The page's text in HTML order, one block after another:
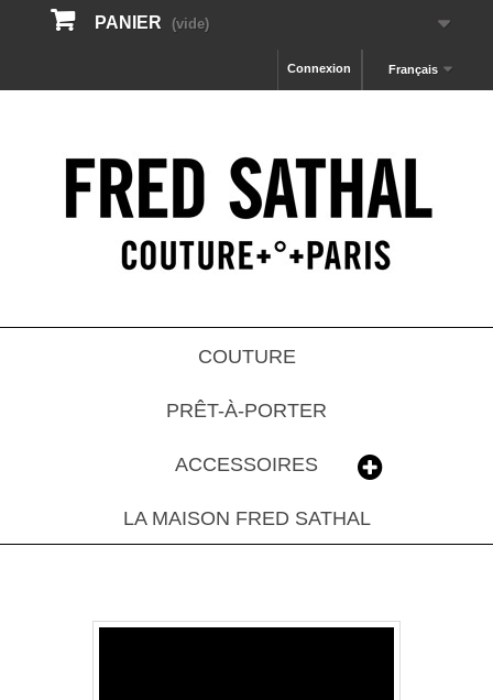
PANIER (vide)
Français
Connexion
COUTURE
PRÊT-À-PORTER
ACCESSOIRES
LA MAISON FRED SATHAL